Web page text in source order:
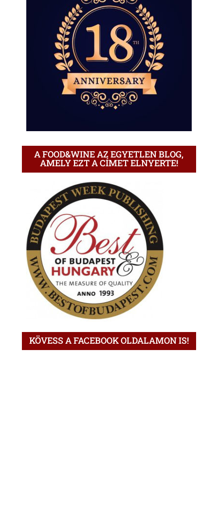
A FOOD&WINE AZ EGYETLEN BLOG,
AMELY EZT A CÍMET ELNYERTE!
KÖVESS A FACEBOOK OLDALAMON IS!